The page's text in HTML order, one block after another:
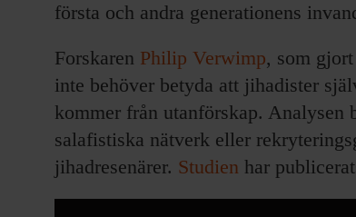
första och andra generationens
Forskaren Philip Verwimp, som
inte behöver betyda att jihadister
kommer från utanförskap. Analysen
salafistiska nätverk eller
jihadresenärer. Studien har